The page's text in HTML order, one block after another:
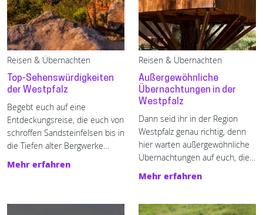
Reisen & Übernachten
Top-Sehenswürdigkeiten
der Westpfalz
Begebt euch auf eine
Entdeckungsreise, die euch von
schroffen Sandsteinfelsen bis in
die Tiefen alter Bergwerke
führt. Diese
Sehenswürdigkeiten in der
Mehr erfahren
Reisen & Übernachten
Außergewöhnliche
Übernachtungen in der
Westpfalz
Dann seid ihr in der Region
Westpfalz genau richtig, denn
hier warten außergewöhnliche
Übernachtungen auf euch, die
euren Trip zu einem
unvergesslichen Erlebnis
Mehr erfahren